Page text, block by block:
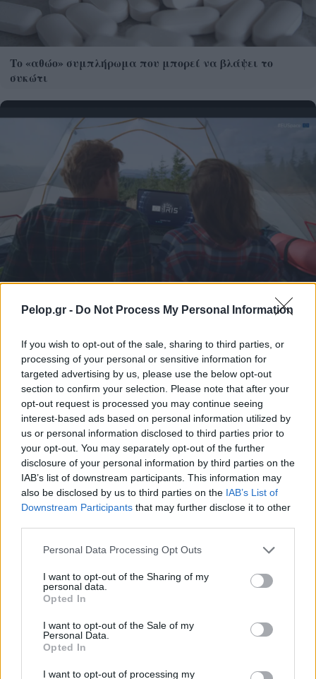
Pelop.gr - Do Not Process My Personal Information
If you wish to opt-out of the sale, sharing to third parties, or
processing of your personal or sensitive information for
targeted advertising by us, please use the below opt-out
section to confirm your selection. Please note that after your
opt-out request is processed you may continue seeing
interest-based ads based on personal information utilized by
us or personal information disclosed to third parties prior to
your opt-out. You may separately opt-out of the further
disclosure of your personal information by third parties on the
IAB’s list of downstream participants. This information may
also be disclosed by us to third parties on the IAB’s List of
Downstream Participants that may further disclose it to other
Please note that this website/app uses one or more Google
not limited to your visit or usage behaviour. You may click to
grant or deny consent to Google and its third-party tags to
use your data for below specified purposes in below Google
consent section.
Personal Data Processing Opt Outs
I want to opt-out of the Sharing of my
personal data.
Opted In
I want to opt-out of the Sale of my
Personal Data.
Opted In
I want to opt-out of processing my
Το «αθώο» συμπλήρωμα που μπορεί να βλάψει το
συκώτι
IRIS²: Το ευρωπαϊκό δορυφικό δίκτυο που δεν θέλει να
μοιάσει στο Starlink
Λαϊκή βραδιά στην Κλειτορία Καλαβρύτων ΒΙΝΤΕΟ-